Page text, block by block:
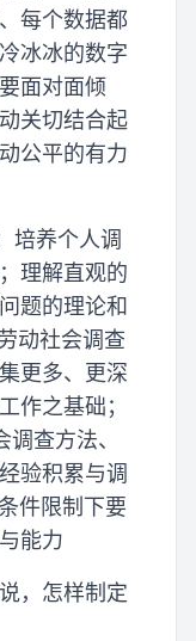
每个数据都
冰冰的数字
面对面倾
关切结合起
公平的有力
培养个人调
理解直观的
题的理论和
动社会调查
更多、更深
作之基础；
查方法、
验积累与调
件限制下要
能力
，怎样制定